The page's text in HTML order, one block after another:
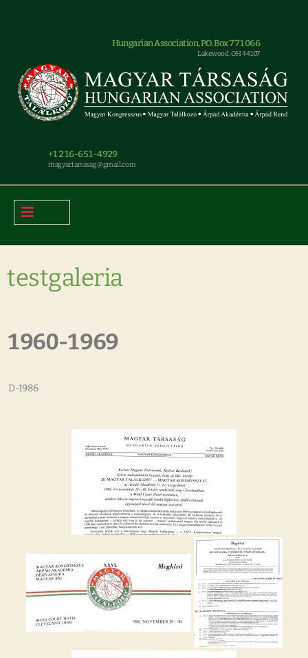
Hungarian Association, P.O. Box 771066
Lakewood, OH 44107
+1 216-651-4929
magyar.tarsasag@gmail.com
testgaleria
1960-1969
D-1986